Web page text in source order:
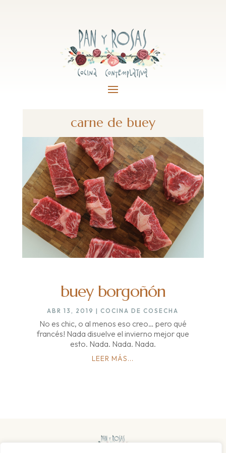
carne de buey
buey borgoñón
ABR 13, 2019 |COCINA DE COSECHA
No es chic, o al menos eso creo… pero qué
francés! Nada disuelve el invierno mejor que
esto. Nada. Nada. Nada.
LEER MÁS...